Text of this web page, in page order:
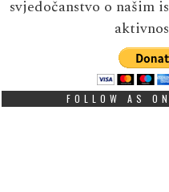
svjedočanstvo o našim
FOLLOW AS